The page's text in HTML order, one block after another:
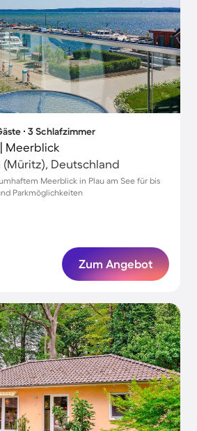
∙ 3 Schlafzimmer
Meerblick
(Müritz), Deutschland
Meerblick in Plau am See für bis
Parkmöglichkeiten
Zum Angebot